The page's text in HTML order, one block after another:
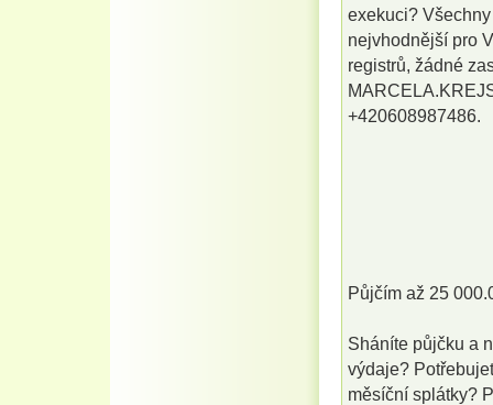
exekuci?
nejvhodnější pro
registrů, žádné
+420608987486.
Půjčím až 25
Sháníte půjčku a
výdaje?
měsíční splátky?